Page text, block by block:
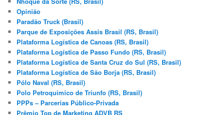
Opinião
Paradão Truck (Brasil)
Parque de Exposições Assis Brasil (RS, Brasil)
Plataforma Logística de Canoas (RS, Brasil)
Plataforma Logística de Passo Fundo (RS, Brasil)
Plataforma Logística de Santa Cruz do Sul (RS, Brasil)
Plataforma Logística de São Borja (RS, Brasil)
Pólo Naval (RS, Brasil)
Polo Petroquímico de Triunfo (RS, Brasil)
PPPs – Parcerias Público-Privada
Prêmio Top de Marketing ADVB RS